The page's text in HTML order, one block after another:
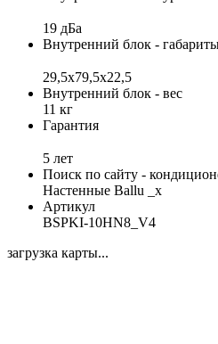
19 дБа
Внутренний блок -
29,5x79,5x22,5
Внутренний блок - вес
11 кг
Гарантия
5 лет
Поиск по сайту -
Настенные Ballu _x
Артикул
BSPKI-10HN8_V4
загрузка карты...